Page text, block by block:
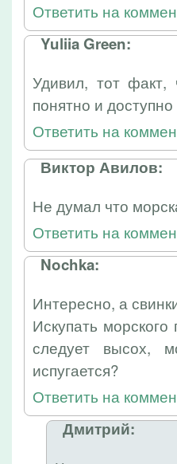
Ответить на
Yuliia Green:
Удивил, тот факт,
понятно и
Ответить на
Виктор Авилов:
Не думал что
Ответить на
Nochka:
Интересно, а
Искупать
следует высох,
испугается?
Ответить на
Дмитрий: